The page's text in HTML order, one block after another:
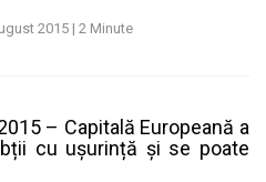
2015 | 2 Minute
– Capitală Europeană a
cu ușurință și se poate